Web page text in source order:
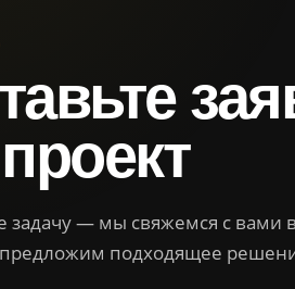
— мы свяжемся с вами
подходящее